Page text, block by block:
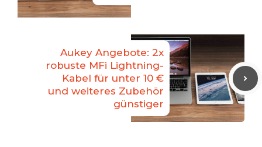
Aukey Angebote: 2x
robuste MFi Lightning-
Kabel für unter 10 €
und weiteres Zubehör
günstiger